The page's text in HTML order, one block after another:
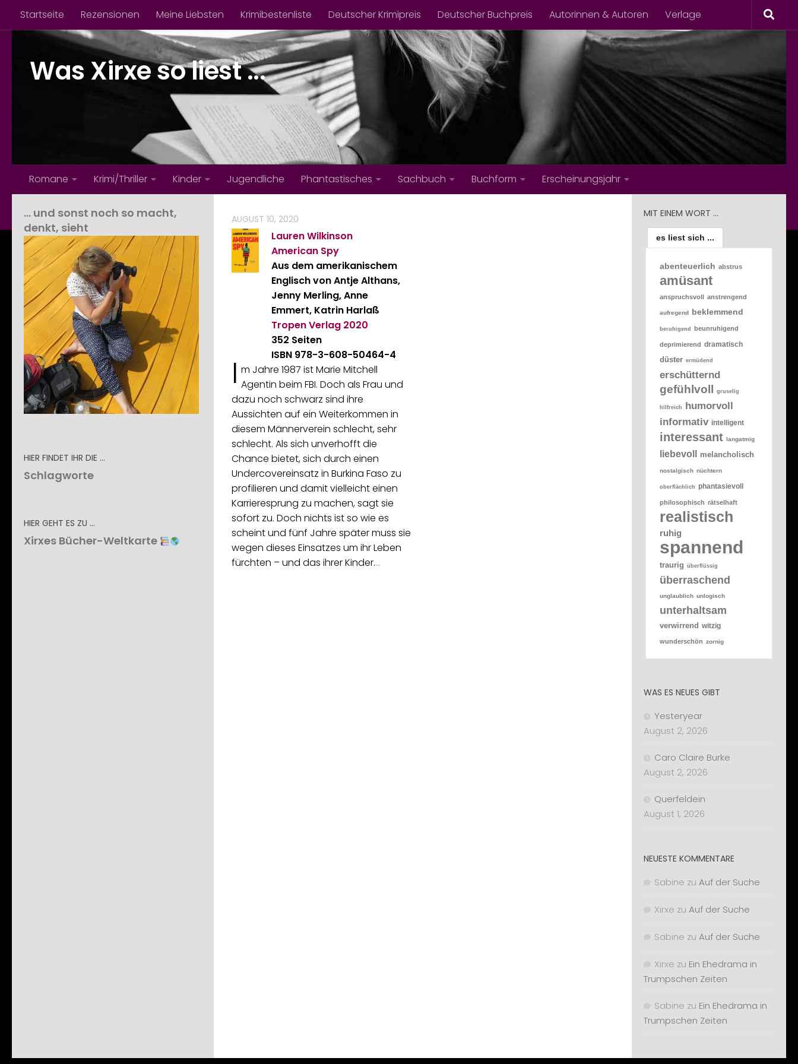
Zum Inhalt springen
Startseite Rezensionen Meine Liebsten Krimibestenliste Deutscher Krimipreis Deutscher Buchpreis Autorinnen & Autoren Verlage
Was Xirxe so liest ...
Romane Krimi/Thriller Kinder Jugendliche Phantastisches Sachbuch Buchform Erscheinungsjahr
AUGUST 10, 2020
Lauren Wilkinson
American Spy
Aus dem amerikanischem
Englisch vonAntje Althans,
Jenny Merling, Anne
Emmert, Katrin Harlaß
Tropen Verlag 2020
352 Seiten
ISBN 978-3-608-50464-4
I m Jahre 1987 ist Marie Mitchell
Agentin beim FBI. Doch als Frau und
dazu noch schwarz sind ihre
Aussichten auf ein Weiterkommen in
diesem Männerverein schlecht, sehr
schlecht. Als sich unverhofft die
Chance bietet, sich durch einen
Undercovereinsatz in Burkina Faso zu
profilieren und damit vielleicht einen
Karrieresprung zu machen, sagt sie
sofort zu. Doch nichts ist so wie es
scheint und fünf Jahre später muss sie
wegen dieses Einsatzes um ihr Leben
fürchten – und das ihrer Kinder.…
… und sonst noch so macht,
denkt, sieht
HIER FINDET IHR DIE …
Schlagworte
HIER GEHT ES ZU …
Xirxes Bücher-Weltkarte
MIT EINEM WORT …
es liest sich ...
abenteuerlich abstrus
amüsant
anspruchsvoll anstrengend
aufregend beklemmend
beruhigend beunruhigend
deprimierend dramatisch
düster ermüdend
erschütternd
gefühlvoll gruselig
hilfreich
humorvoll
informativ intelligent
interessant langatmig
liebevoll melancholisch
nostalgisch nüchtern
oberflächlich phantasievoll
philosophisch rätselhaft
realistisch
ruhig
spannend
traurig überflüssig
überraschend
unglaublich unlogisch
unterhaltsam
verwirrend witzig
wunderschön zornig
WAS ES NEUES GIBT
Yesteryear
August 2, 2026
Caro Claire Burke
August 2, 2026
Querfeldein
August 1, 2026
NEUESTE KOMMENTARE
Sabine zu Auf der Suche
Xirxe zu Auf der Suche
Sabine zu Auf der Suche
Xirxe zu Ein Ehedrama in
Trumpschen Zeiten
Sabine zu Ein Ehedrama in
Trumpschen Zeiten